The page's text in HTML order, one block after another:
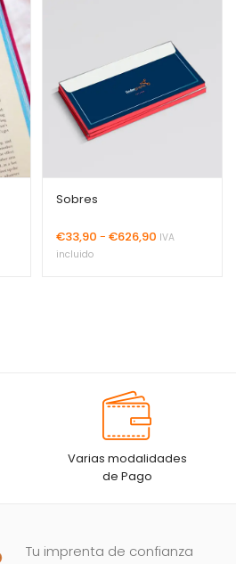
€195,00
Sobres
€33,90 - €626,90 Rango
IVA
incluido
Varias modalidades
de Pago
Tu imprenta de confianza